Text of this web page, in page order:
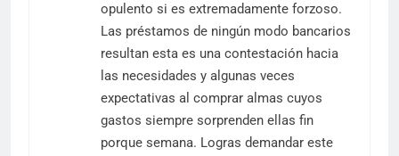
opulento si es extremadamente forzoso.
Las préstamos de ningún modo bancarios
resultan esta es una contestación hacia
las necesidades y algunas veces
expectativas al comprar almas cuyos
gastos siempre sorprenden ellas fin
porque semana. Logras demandar este